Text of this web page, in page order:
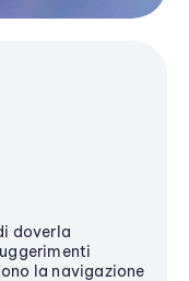
doverla
la navigazione